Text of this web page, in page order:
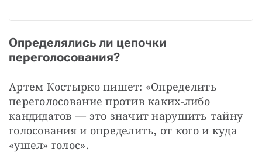
Определялись ли цепочки
переголосования?
Артем Костырко пишет: «Определить
переголосование против каких-либо
кандидатов — это значит нарушить тайну
голосования и определить, от кого и куда
«ушел» голос».